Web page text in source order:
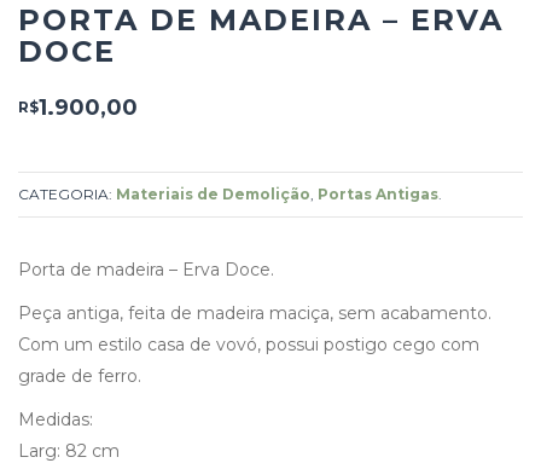
PORTA DE MADEIRA – ERVA
DOCE
R$1.900,00
CATEGORIA: Materiais de Demolição Portas Antigas
Porta de madeira – Erva Doce.
Peça antiga, feita de madeira maciça, sem acabamento.
Com um estilo casa de vovó, possui postigo cego com
grade de ferro.
Medidas:
Larg: 82 cm